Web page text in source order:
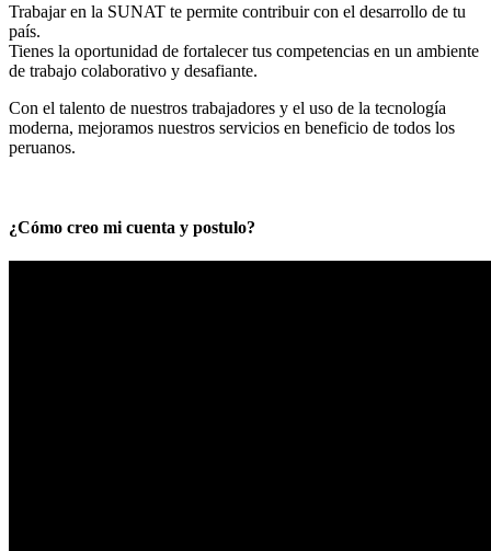
Trabajar en la SUNAT te permite contribuir con el desarrollo de tu
país.
Tienes la oportunidad de fortalecer tus competencias en un ambiente
de trabajo colaborativo y desafiante.
Con el talento de nuestros trabajadores y el uso de la tecnología
moderna, mejoramos nuestros servicios en beneficio de todos los
peruanos.
¿Cómo creo mi cuenta y postulo?